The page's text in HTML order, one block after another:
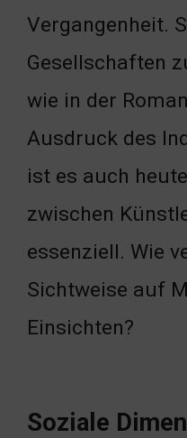
Vergangenheit.
Gesellschaften
wie in der
Ausdruck des
ist es auch
zwischen
essenziell. Wie
Sichtweise auf
Einsichten?
Soziale